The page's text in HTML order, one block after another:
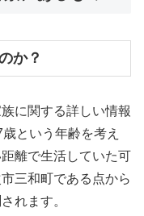
か？
に関する詳しい情報
という年齢を考え
離で生活していた可
三和町である点から
れます。